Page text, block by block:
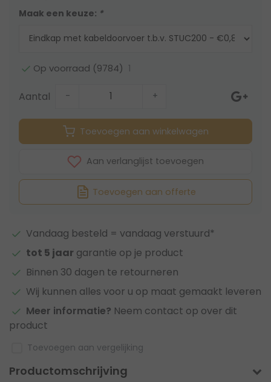
Maak een keuze: *
Op voorraad (9784) 1
Aantal - +
Toevoegen aan winkelwagen
Aan verlanglijst toevoegen
Toevoegen aan offerte
Vandaag besteld = vandaag verstuurd*
tot 5 jaar garantie op je product
Binnen 30 dagen te retourneren
Wij kunnen alles voor u op maat gemaakt leveren
Meer informatie? Neem contact op over dit
product
Toevoegen aan vergelijking
Productomschrijving